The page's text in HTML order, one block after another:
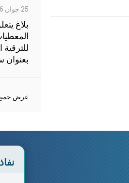
25 جوان 2026
بلاغ
بعنوان سنة
عرض جميع